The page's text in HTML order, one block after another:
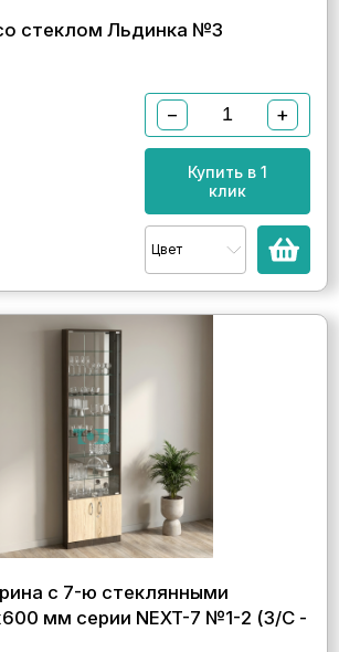
стеклом Льдинка №3
− +
Купить в 1
клик
Цвет
с 7-ю стеклянными
мм серии NEXT-7 №1-2 (З/C -